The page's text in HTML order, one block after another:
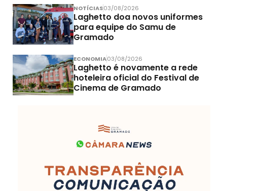
NOTÍCIAS03/08/2026
Laghetto doa novos uniformes
para equipe do Samu de
Gramado
ECONOMIA03/08/2026
Laghetto é novamente a rede
hoteleira oficial do Festival de
Cinema de Gramado